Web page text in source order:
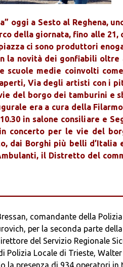
oggi a Sesto al Reghena,
della giornata, fino alle
ci sono produttori
la novità dei gonfiabili
medie coinvolti
Via degli artisti con i
del borgo dei tamburini e
era a cura della
in salone consiliare e
concerto per le vie del
dai Borghi più belli d’Italia
il Distretto del
comandante della
per la seconda parte
del Servizio Regionale
Polizia Locale di Trieste,
la presenza di 934 operatori in